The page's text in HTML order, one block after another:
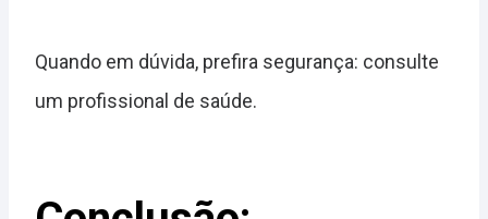
Quando em dúvida, prefira segurança: consulte
um profissional de saúde.